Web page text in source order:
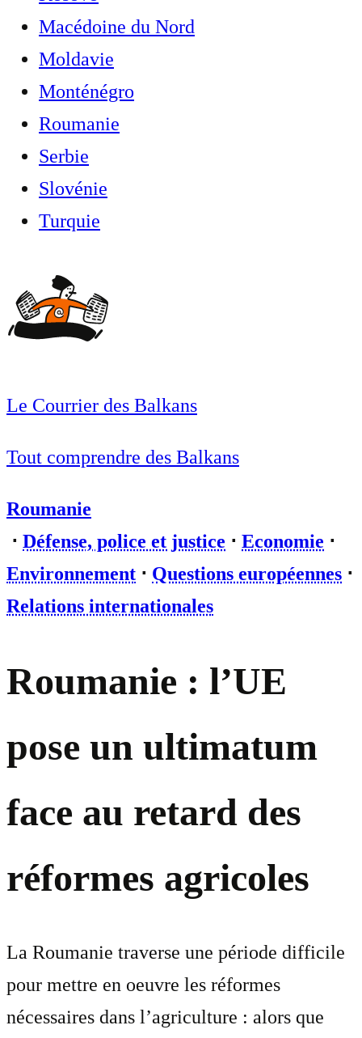
Macédoine du Nord
Moldavie
Monténégro
Roumanie
Serbie
Slovénie
Turquie
Le Courrier des Balkans
Tout comprendre des Balkans
Roumanie
⋅ Défense, police et justice ⋅ Economie ⋅
Environnement ⋅ Questions européennes ⋅
Relations internationales
Roumanie : l’UE
pose un ultimatum
face au retard des
réformes agricoles
La Roumanie traverse une période difficile
pour mettre en oeuvre les réformes
nécessaires dans l’agriculture : alors que